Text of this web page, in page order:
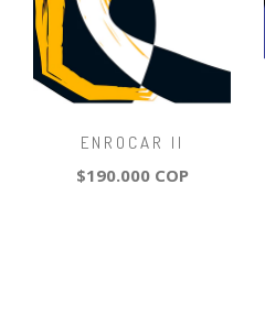
ENROCAR II
$190.000 COP